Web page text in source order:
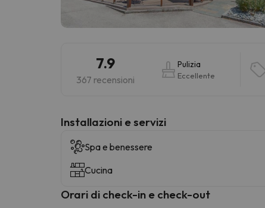
7.9
367 recensioni
Pulizia
Eccellente
Installazioni e servizi
Spa e benessere
Cucina
Orari di check-in e check-out